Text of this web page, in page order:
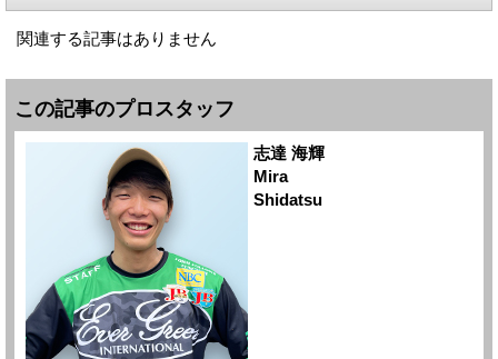
関連する記事はありません
この記事のプロスタッフ
志達 海輝
Mira
Shidatsu